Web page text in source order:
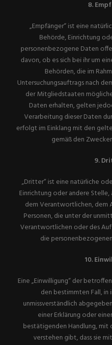
8.
„Empfänger“ ist eine
Behörde, Einrichtung
personenbezogene Daten
davon, ob es sich bei ihr um
Behörden, die im
Untersuchungsauftrags nach
der Mitgliedstaaten
Daten erhalten, gelten
Verarbeitung dieser Daten
erfolgt im Einklang mit den
gemäß den
9.
„Dritter“ ist eine natürliche
Einrichtung oder andere
dem Verantwortlichen, dem
Personen, die unter der
Verantwortlichen oder des
die
10.
Eine „Einwilligung“ der
den bestimmten Fall,
unmissverständlich
einer Erklärung oder
bestätigenden Handlung,
verstehen gibt, dass sie